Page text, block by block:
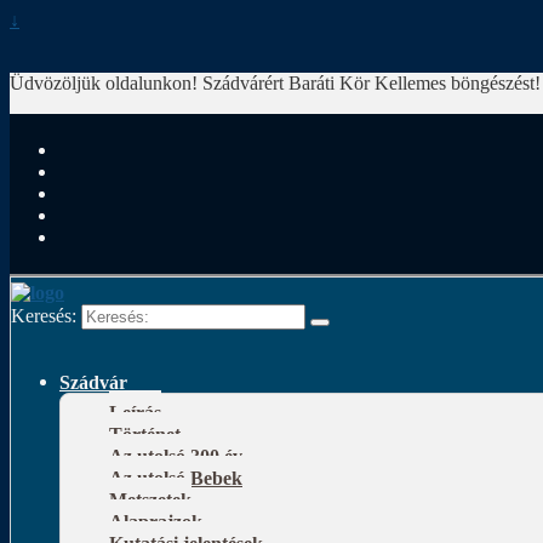
↓
Üdvözöljük oldalunkon! Szádvárért Baráti Kör Kellemes
Keresés:
Szádvár
Leírás
Történet
Az utolsó 300 év
Az utolsó Bebek
Metszetek
Alaprajzok